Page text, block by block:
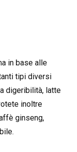
in base alle
tipi diversi
digeribilità, latte
inoltre
ginseng,